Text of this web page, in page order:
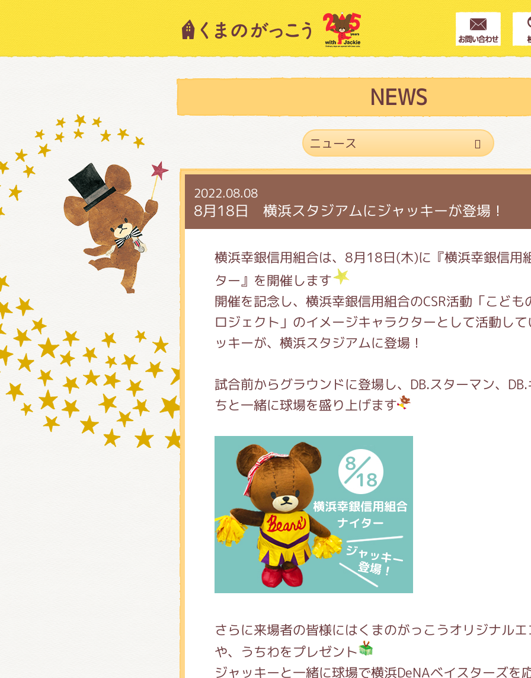
NEWS
2022.08.08
8月18日 横浜スタジアムにジャッキーが登場！
横浜幸銀信用組合は、8月18日(木)に『横浜幸銀信用
ター』を開催します
開催を記念し、横浜幸銀信用組合のCSR活動「こども
ロジェクト」のイメージキャラクターとして活動し
ッキーが、横浜スタジアムに登場！
試合前からグラウンドに登場し、DB.スターマン、
ちと一緒に球場を盛り上げます
さらに来場者の皆様にはくまのがっこうオリジナル
や、うちわをプレゼント
ジャッキーと一緒に球場で横浜DeNAベイスターズを
キャラクター紹介
スタッフブログ
絵本・作家紹介
ショップインフォメーション
グッズインフォメーション
チア ジャッキーズ！
くまのがっこう しょくいんしつ
くまのがっこう 家庭科部